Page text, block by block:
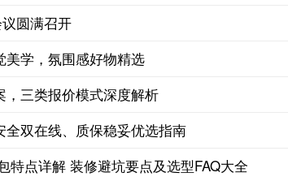
圆满召开
美学，氛围感好物精选
三类报价模式深度解析
双在线、质保稳妥优选指南
特点详解 装修避坑要点及选型FAQ大全